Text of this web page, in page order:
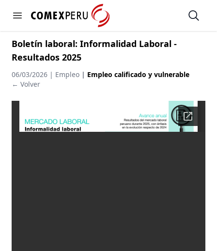
Open menu
https://www.comexperu.org.pe Open
Boletín laboral: Informalidad Laboral -
Resultados 2025
06/03/2026 | Empleo | Empleo calificado y vulnerable
← Volver